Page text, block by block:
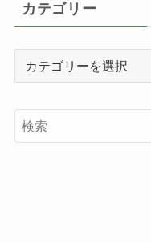
カテゴリー
リ
ー